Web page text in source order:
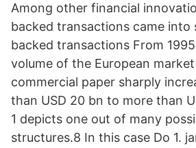
Among other financial
backed transactions came into
backed transactions From
volume of the European
commercial paper sharply
than USD 20 bn to more than
1 depicts one out of many
structures.8 In this case Do 1.